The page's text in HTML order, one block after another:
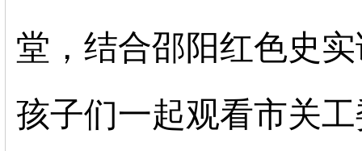
堂，结合邵阳红色史
孩子们一起观看市关